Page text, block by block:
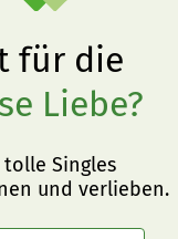
für die
Liebe?
tolle Singles
und verlieben.